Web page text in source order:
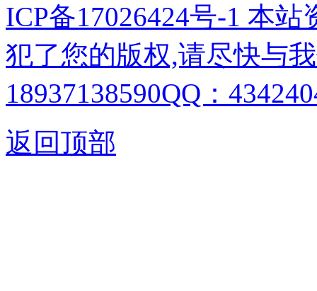
ICP备17026424号-1 本
犯了您的版权,请尽快与
18937138590QQ：
返回顶部